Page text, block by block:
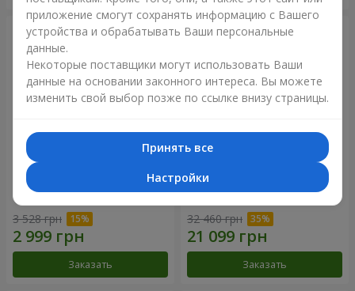
Корзина альстромерий
"Акварель"
3 528 грн
Заказать
301 красная роза
32 460 грн
Заказать
приложение смогут сохранять информацию с Вашего
устройства и обрабатывать Ваши персональные
данные.
Некоторые поставщики могут использовать Ваши
данные на основании законного интереса. Вы можете
изменить свой выбор позже по ссылке внизу страницы.
Принять все
Настройки